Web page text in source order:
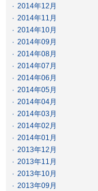
· 2014年12月
· 2014年11月
· 2014年10月
· 2014年09月
· 2014年08月
· 2014年07月
· 2014年06月
· 2014年05月
· 2014年04月
· 2014年03月
· 2014年02月
· 2014年01月
· 2013年12月
· 2013年11月
· 2013年10月
· 2013年09月